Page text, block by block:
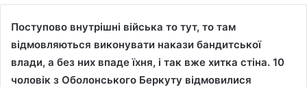
Поступово внутрішні війська то тут, то там
відмовляються виконувати накази бандитської
влади, а без них впаде їхня, і так вже хитка стіна. 10
чоловік з Оболонського Беркуту відмовилися